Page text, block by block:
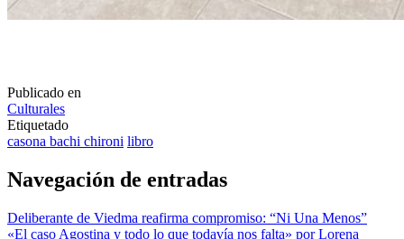
Publicado en
Culturales
Etiquetado
casona bachi chironi libro
Navegación de entradas
Deliberante de Viedma reafirma compromiso: “Ni Una Menos”
«El caso Agostina y todo lo que todavía nos falta» por Lorena